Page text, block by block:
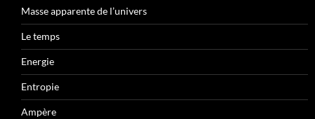
Masse apparente de l’univers
Le temps
Energie
Entropie
Ampère